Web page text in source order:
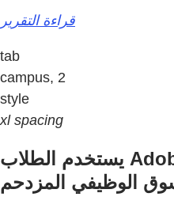
قراءة التقرير
tab
campus, 2
style
xl spacing
يستخدم الطلاب Adobe لبناء مهارات القوى